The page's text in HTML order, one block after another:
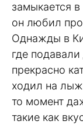
замыкается
он любил
Однажды в
где
прекрасно
ходил на
то момент
такие как